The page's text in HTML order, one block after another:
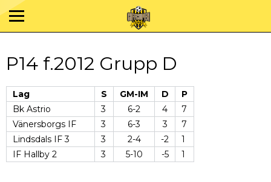
P14 f.2012 Grupp D
Lag S GM-IM D
P
Bk Astrio
3 6-2 4
7
Vänersborgs IF
3 6-3 3
7
Lindsdals IF 3
3 2-4 -2
1
IF Hallby 2
3 5-10 -5 1